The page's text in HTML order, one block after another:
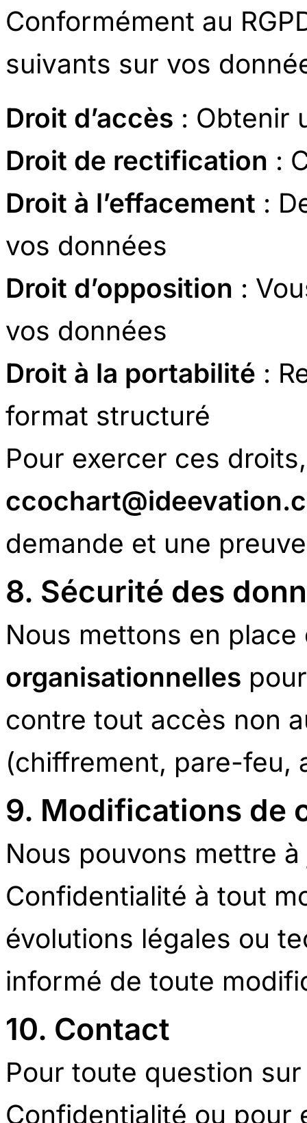
Conformément au
suivants sur vos
Droit d’accès : Obtenir
Droit de rectification :
Droit à l’effacement :
vos données
Droit d’opposition :
vos données
Droit à la portabilité :
format structuré
Pour exercer ces
demande et une
8. Sécurité des
Nous mettons en
organisationnelles
contre tout accès non
(chiffrement, pare-feu,
9. Modifications de
Nous pouvons mettre
Confidentialité à tout
évolutions légales ou
informé de toute
10. Contact
Pour toute question
Confidentialité ou pour